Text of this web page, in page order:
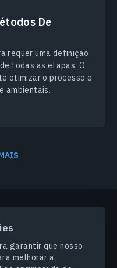
garantir que nosso
melhorar a
De
requer uma definição
todas as etapas. O
otimizar o processo e
ambientais.